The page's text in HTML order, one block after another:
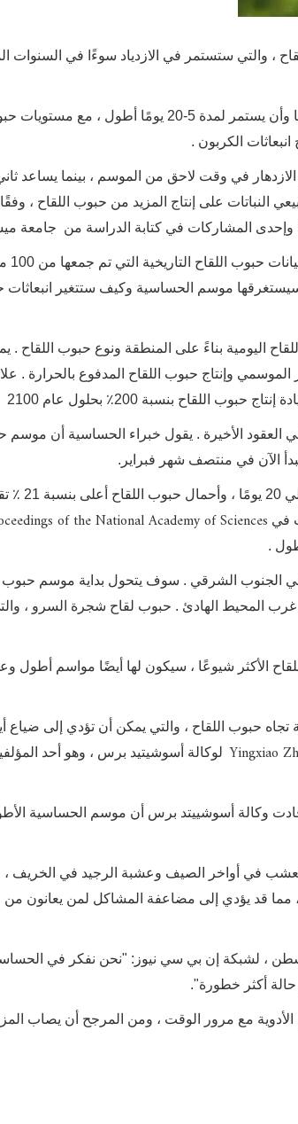
، والتي ستستمر في الازدياد سوءًا في السنوات
وجد الباحثون أن موسم حبوب اللقاح يمكن أن يبدأ مبكرأ ب- 10-40 يومًا وأن يستمر لمدة 5-20 يومًا أطول ، مع
الكربون .
الازدهار في وقت لاحق من الموسم ، بينما يساعد
النباتات على إنتاج المزيد من حبوب اللقاح ،
وإحدى المشاركات في كتابة الدراسة من جامعة
نظر فريق البحث
سيستغرقها موسم الحساسية وكيف ستتغير
اليومية بناءً على المنطقة ونوع حبوب اللقاح .
اللقاح السنوية من 15٪ إلى 40٪ بسبب التغير الموسمي وإنتاج حبوب اللقاح المدفوع
بنسبة 200٪ بحلول عام 2100 .
الأخيرة . يقول خبراء الحساسية أن موسم
الآن في منتصف شهر فبراير.
في جميع أنحاء الولايات المتحدة
of the National Academy of Sciences
.
الشرقي . سوف يتحول بداية موسم حبوب
المحيط الهادئ . حبوب لقاح شجرة السرو ،
الأكثر شيوعًا ، سيكون لها أيضًا مواسم أطول
من الحساسية تجاه حبوب اللقاح ، والتي يمكن أن تؤدي إلى ضياع
Yingxiao لوكالة أسوشيتيد برس ، وهو أحد
يعانون من الربو. أفادت وكالة أسوشييتد برس أن موسم الحساسية
العشب في أواخر الصيف وعشبة الرجيد في الخريف ،
مما قد يؤدي إلى مضاعفة المشاكل لمن يعانون من
بوسطن ، لشبكة إن بي سي نيوز: "نحن نفكر في
حالة أكثر خطورة".
مع مرور الوقت ، ومن المرجح أن يصاب